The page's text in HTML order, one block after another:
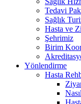
Tedavi
Sağlık
Hasta ve
Şehrimiz
Birim
Yönlendirme
Hasta